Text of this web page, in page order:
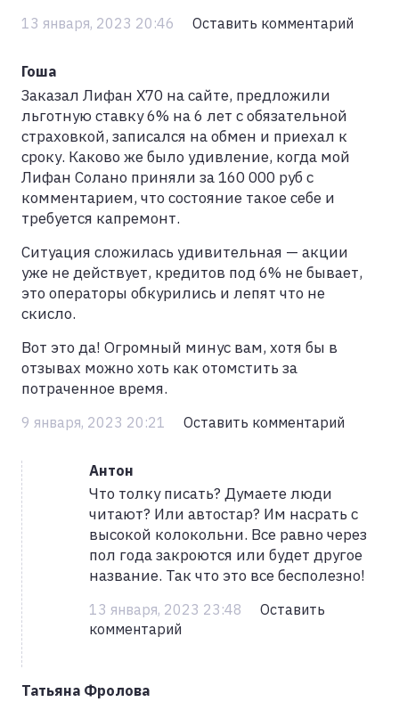
13 января, 2023 20:46 Оставить комментарий
Гоша
Заказал Лифан Х70 на сайте, предложили
льготную ставку 6% на 6 лет с обязательной
страховкой, записался на обмен и приехал к
сроку. Каково же было удивление, когда мой
Лифан Солано приняли за 160 000 руб с
комментарием, что состояние такое себе и
требуется капремонт.
Ситуация сложилась удивительная — акции
уже не действует, кредитов под 6% не бывает,
это операторы обкурились и лепят что не
скисло.
Вот это да! Огромный минус вам, хотя бы в
отзывах можно хоть как отомстить за
потраченное время.
9 января, 2023 20:21 Оставить комментарий
Антон
Что толку писать? Думаете люди
читают? Или автостар? Им насрать с
высокой колокольни. Все равно через
пол года закроются или будет другое
название. Так что это все бесполезно!
13 января, 2023 23:48
Оставить
комментарий
Татьяна Фролова